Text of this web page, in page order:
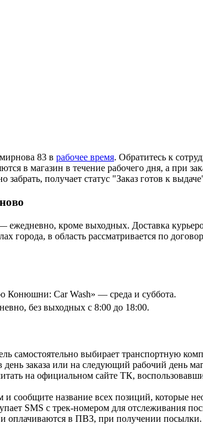
83 в рабочее время. Обратитесь к
в магазин в течение рабочего дня, а при
получает статус "Заказ готов к
ежедневно, кроме выходных. Доставка
города, в область рассматривается по
Конюшни: Car Wash» — среда и суббота.
без выходных с 8:00 до 18:00.
самостоятельно выбирает транспортную
заказа или на следующий рабочий день
на официальном сайте ТК,
сообщите название всех позиций, которые
SMS с трек-номером для отслеживания
оплачиваются в ПВЗ, при получении